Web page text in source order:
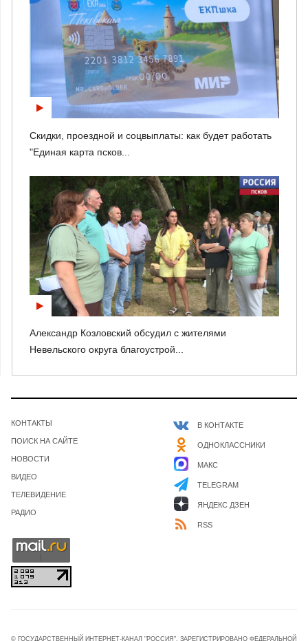
Скидки, проездной и соцвыплаты: как будет работать
"Единая карта псков...
Александр Козловский обсудил с жителями
Невельского округа благоустрой...
КОНТАКТЫ
ПОИСК НА САЙТЕ
НОВОСТИ
ВИДЕО
ТЕЛЕВИДЕНИЕ
РАДИО
В КОНТАКТЕ
ОДНОКЛАССНИКИ
МАКС
TELEGRAM
ЯНДЕКС ДЗЕН
RSS
© ГОСУДАРСТВЕННЫЙ ИНТЕРНЕТ-КАНАЛ "РОССИЯ". ЗАРЕГИСТРИРОВАНО ФЕДЕРАЛЬНОЙ